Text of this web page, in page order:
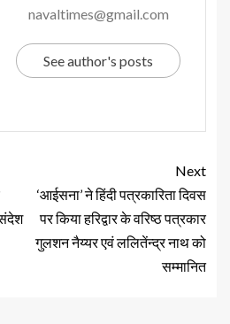
navaltimes@gmail.com
See author's posts
संदेश
Next
‘आईसना’ ने हिंदी पत्रकारिता दिवस
पर किया हरिद्वार के वरिष्ठ पत्रकार
गुलशन नैय्यर एवं ललितेंन्द्र नाथ को
सम्मानित